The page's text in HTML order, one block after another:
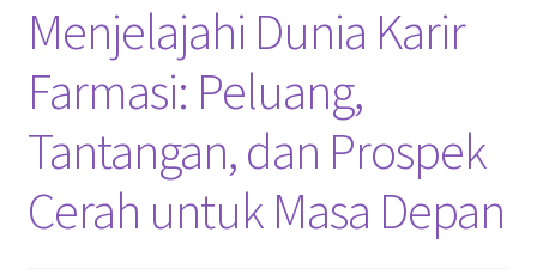
Menjelajahi Dunia Karir
Farmasi: Peluang,
Tantangan, dan Prospek
Cerah untuk Masa Depan